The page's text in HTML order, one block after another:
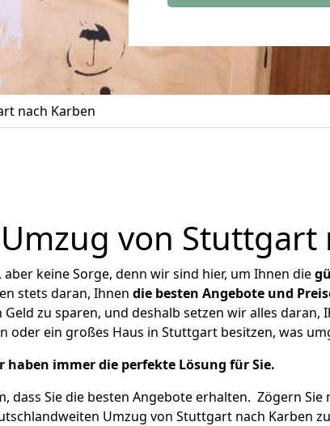
nach Karben
von Stuttgart
keine Sorge, denn wir sind hier, um Ihnen die
stets daran, Ihnen die besten Angebote und
zu sparen, und deshalb setzen wir alles daran,
oder ein großes Haus in Stuttgart besitzen, was
haben immer die perfekte Lösung für Sie.
dass Sie die besten Angebote erhalten. Zögern Sie
Umzug von Stuttgart nach Karben